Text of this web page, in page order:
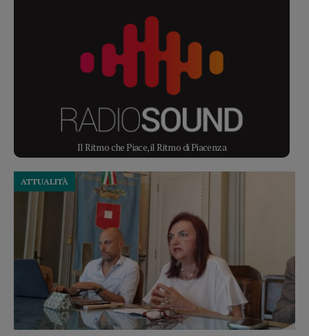
Il Ritmo che Piace, il Ritmo di Piacenza
ATTUALITÀ